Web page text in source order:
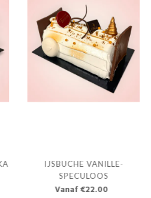
IJSBUCHE VANILLE-
SPECULOOS
Vanaf €22.00